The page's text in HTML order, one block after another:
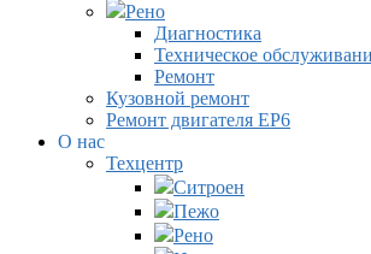
Рено
Диагностика
Техническое
Ремонт
Кузовной ремонт
Ремонт двигателя EP6
О нас
Техцентр
Ситроен
Пежо
Рено